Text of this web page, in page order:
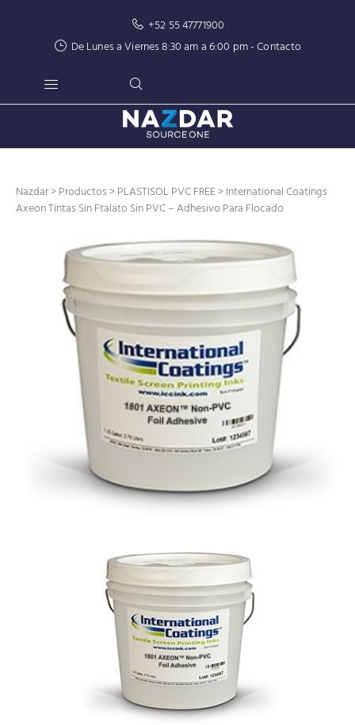
+52 55 47771900
De Lunes a Viernes 8:30 am a 6:00 pm -Contacto
Nazdar>Productos>PLASTISOL PVC FREE> International Coatings
Axeon Tintas Sin Ftalato Sin PVC – Adhesivo Para Flocado